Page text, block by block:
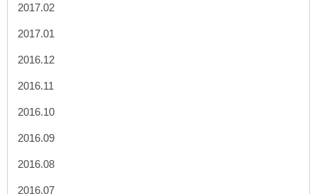
2017.02
2017.01
2016.12
2016.11
2016.10
2016.09
2016.08
2016.07